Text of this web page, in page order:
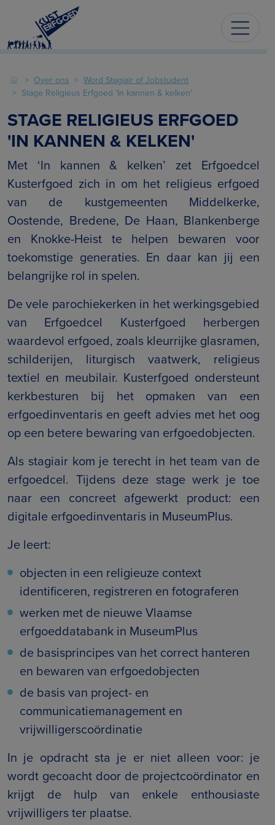
Over ons
Word Stagiair of Jobstudent
Stage Religieus Erfgoed 'In kannen & kelken'
STAGE RELIGIEUS ERFGOED
'IN KANNEN & KELKEN'
Met ‘In kannen & kelken’ zet Erfgoedcel
Kusterfgoed zich in om het religieus erfgoed
van de kustgemeenten Middelkerke,
Oostende, Bredene, De Haan, Blankenberge
en Knokke-Heist te helpen bewaren voor
toekomstige generaties. En daar kan jij een
belangrijke rol in spelen.
De vele parochiekerken in het werkingsgebied
van Erfgoedcel Kusterfgoed herbergen
waardevol erfgoed, zoals kleurrijke glasramen,
schilderijen, liturgisch vaatwerk, religieus
textiel en meubilair. Kusterfgoed ondersteunt
kerkbesturen bij het opmaken van een
erfgoedinventaris en geeft advies met het oog
op een betere bewaring van erfgoedobjecten.
Als stagiair kom je terecht in het team van de
erfgoedcel. Tijdens deze stage werk je toe
naar een concreet afgewerkt product: een
digitale erfgoedinventaris in MuseumPlus.
Je leert:
objecten in een religieuze context
identificeren, registreren en fotograferen
werken met de nieuwe Vlaamse
erfgoeddatabank in MuseumPlus
de basisprincipes van het correct hanteren
en bewaren van erfgoedobjecten
de basis van project- en
communicatiemanagement en
vrijwilligerscoördinatie
In je opdracht sta je er niet alleen voor: je
wordt gecoacht door de projectcoördinator en
krijgt de hulp van enkele enthousiaste
vrijwilligers ter plaatse.